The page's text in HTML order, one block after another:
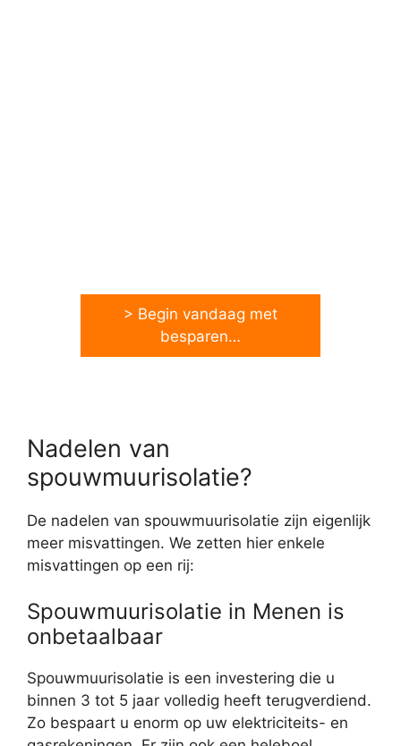
> Begin vandaag met
besparen…
Nadelen van
spouwmuurisolatie?
De nadelen van spouwmuurisolatie zijn eigenlijk
meer misvattingen. We zetten hier enkele
misvattingen op een rij:
Spouwmuurisolatie in Menen is
onbetaalbaar
Spouwmuurisolatie is een investering die u
binnen 3 tot 5 jaar volledig heeft terugverdiend.
Zo bespaart u enorm op uw elektriciteits- en